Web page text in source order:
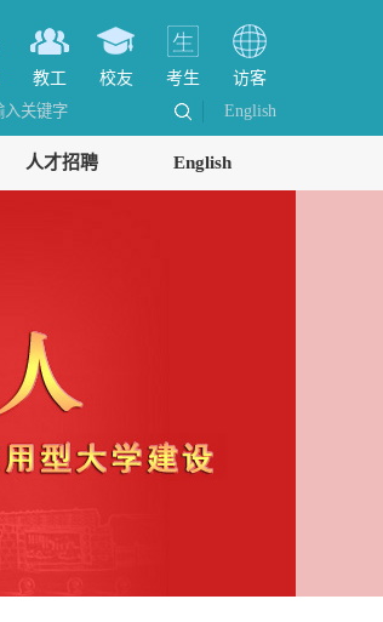
教工 校友 考生
访客
English
人才招聘 English